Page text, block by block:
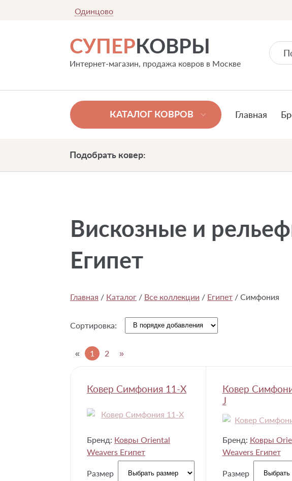
Одинцово
СУПЕРКОВРЫ
Интернет-магазин, продажа ковров в Москве
КАТАЛОГ КОВРОВ Главная
Подобрать ковер:
Вискозные и
Египет
Главная / Каталог / Все коллекции / Египет / Симфония
Сортировка:
« 1 2 »
Ковер Симфония 11-X
Бренд: Ковры Oriental
Weavers Египет
Размер
Ковер
J
Бренд: Ковры
Weavers Египет
Размер